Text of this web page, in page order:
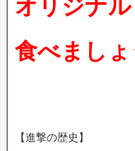
オリジナ
食べましょ
【進撃の歴史】